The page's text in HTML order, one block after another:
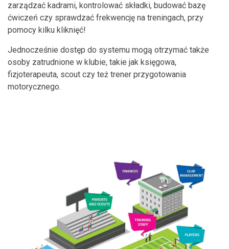
zarządzać kadrami, kontrolować składki, budować bazę
ćwiczeń czy sprawdzać frekwencję na treningach, przy
pomocy kilku kliknięć!
Jednocześnie dostęp do systemu mogą otrzymać także
osoby zatrudnione w klubie, takie jak księgowa,
fizjoterapeuta, scout czy też trener przygotowania
motorycznego.